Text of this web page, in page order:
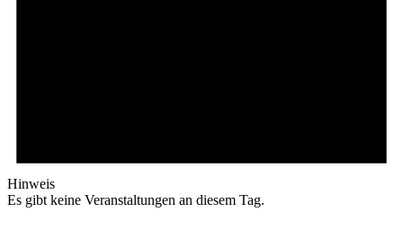
Hinweis
Es gibt keine Veranstaltungen an diesem Tag.